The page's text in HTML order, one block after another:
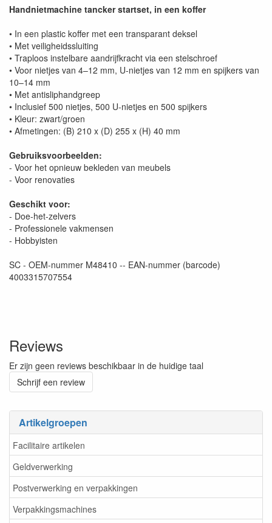
Artikelgroepen
Facilitaire artikelen
Geldverwerking
Postverwerking en verpakkingen
Verpakkingsmachines
Handnietmachine tancker startset, in een koffer
• In een plastic koffer met een transparant deksel
• Met veiligheidssluiting
• Traploos instelbare aandrijfkracht via een stelschroef
• Voor nietjes van 4–12 mm, U-nietjes van 12 mm en spijkers van
10–14 mm
• Met antisliphandgreep
• Inclusief 500 nietjes, 500 U-nietjes en 500 spijkers
• Kleur: zwart/groen
• Afmetingen: (B) 210 x (D) 255 x (H) 40 mm
Gebruiksvoorbeelden:
- Voor het opnieuw bekleden van meubels
- Voor renovaties
Geschikt voor:
- Doe-het-zelvers
- Professionele vakmensen
- Hobbyisten
SC - OEM-nummer M48410 -- EAN-nummer (barcode)
4003315707554
Reviews
Er zijn geen reviews beschikbaar in de huidige taal
Schrijf een review